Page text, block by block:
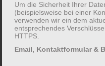
Um die Sicherheit Ihrer
(beispielsweise bei einer
verwenden wir ein dem
entsprechendes
HTTPS.
Email, Kontaktformular &